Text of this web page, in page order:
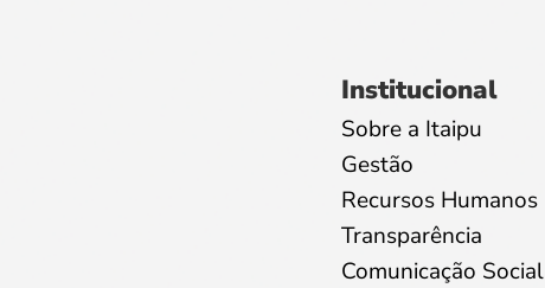
Institucional
Sobre a Itaipu
Gestão
Recursos Humanos
Transparência
Comunicação Social